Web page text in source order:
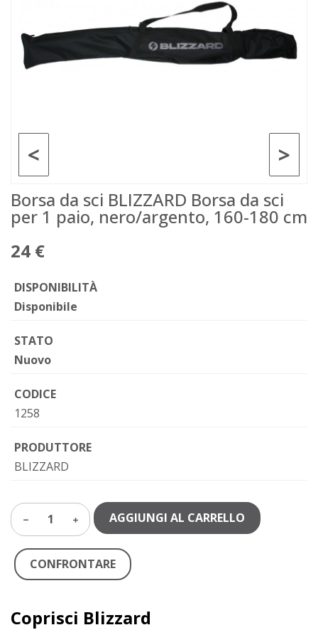
>
<
Borsa da sci BLIZZARD Borsa da sci
per 1 paio, nero/argento, 160-180 cm
24 €
DISPONIBILITÀ
Disponibile
STATO
Nuovo
CODICE
1258
PRODUTTORE
BLIZZARD
1 AGGIUNGI AL CARRELLO
CONFRONTARE
Coprisci Blizzard